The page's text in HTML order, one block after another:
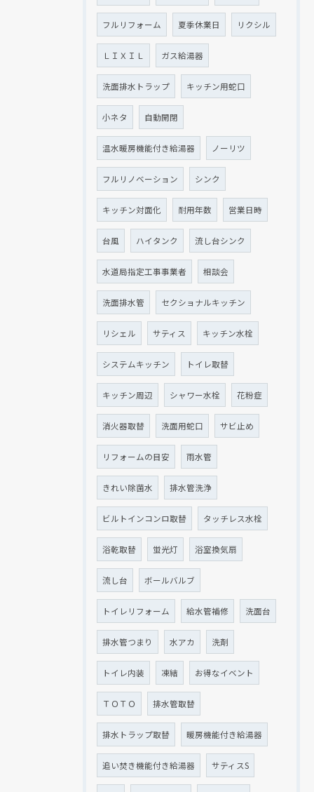
フルリフォーム 夏季休業日 リクシル
ＬＩＸＩＬ ガス給湯器
洗面排水トラップ キッチン用蛇口
小ネタ 自動開閉
温水暖房機能付き給湯器 ノーリツ
フルリノベーション シンク
キッチン対面化 耐用年数 営業日時
台風 ハイタンク 流し台シンク
水道局指定工事事業者 相談会
洗面排水管 セクショナルキッチン
リシェル サティス キッチン水栓
システムキッチン トイレ取替
キッチン周辺 シャワー水栓 花粉症
消火器取替 洗面用蛇口 サビ止め
リフォームの目安 雨水管
きれい除菌水 排水管洗浄
ビルトインコンロ取替 タッチレス水栓
浴乾取替 蛍光灯 浴室換気扇
流し台 ボールバルブ
トイレリフォーム 給水管補修 洗面台
排水管つまり 水アカ 洗剤
トイレ内装 凍結 お得なイベント
ＴＯＴＯ 排水管取替
排水トラップ取替 暖房機能付き給湯器
追い焚き機能付き給湯器 サティスS